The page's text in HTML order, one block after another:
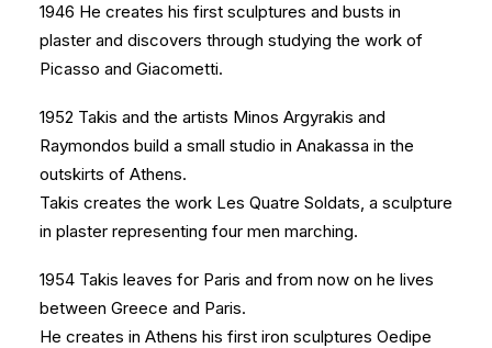
1946 He creates his first sculptures and busts in
plaster and discovers through studying the work of
Picasso and Giacometti.
1952 Takis and the artists Minos Argyrakis and
Raymondos build a small studio in Anakassa in the
outskirts of Athens.
Takis creates the work Les Quatre Soldats, a sculpture
in plaster representing four men marching.
1954 Takis leaves for Paris and from now on he lives
between Greece and Paris.
He creates in Athens his first iron sculptures Oedipe